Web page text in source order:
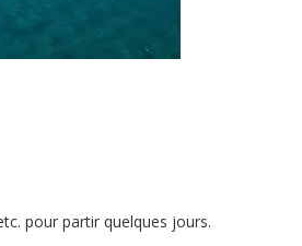
pour partir quelques jours.